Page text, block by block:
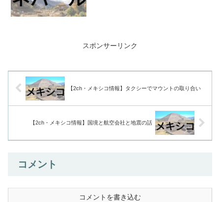
スポンサーリンク
【2ch・メキシコ情報】タクシーでマウントの取り合い
【2ch・メキシコ情報】国境と航空会社と地震の話
コメント
コメントを書き込む